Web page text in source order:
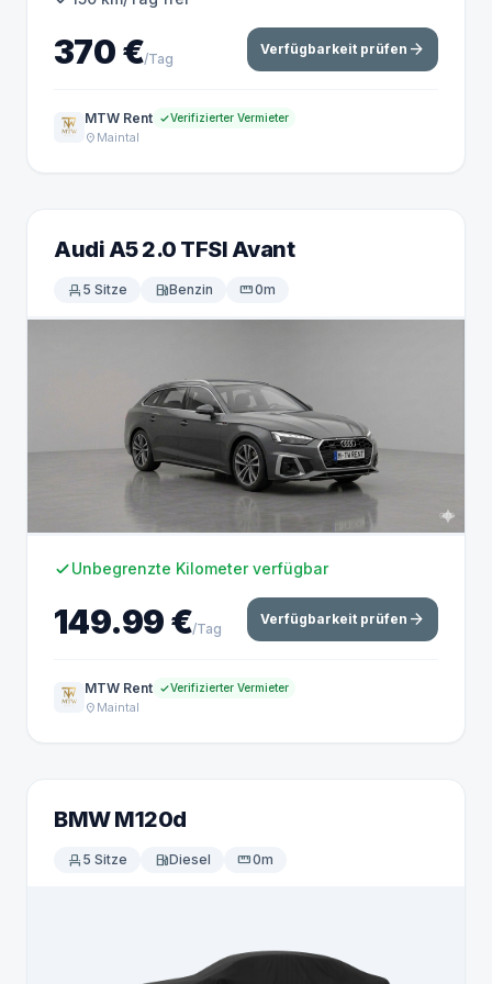
370 €/Tag
Verfügbarkeit prüfen arrow_forward
MTW Rent Verifizierter Vermieter
location_on Maintal
Audi A5 2.0 TFSI Avant
event_seat 5 Sitze local_gas_stationBenzin straighten0m
Unbegrenzte Kilometer verfügbar
149.99 €/Tag
Verfügbarkeit prüfen arrow_forward
MTW Rent Verifizierter Vermieter
location_on Maintal
BMW M120d
event_seat 5 Sitze local_gas_stationDiesel straighten0m